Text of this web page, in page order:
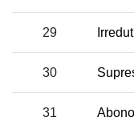
29
30
31